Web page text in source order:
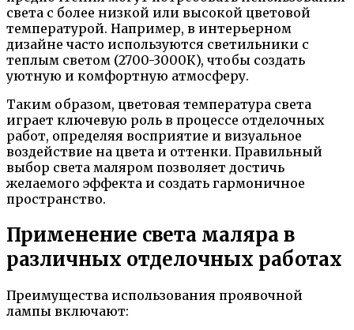
света с более низкой или высокой цветовой
температурой. Например, в интерьерном
дизайне часто используются светильники с
теплым светом (2700-3000К), чтобы создать
уютную и комфортную атмосферу.
Таким образом, цветовая температура света
играет ключевую роль в процессе отделочных
работ, определяя восприятие и визуальное
воздействие на цвета и оттенки. Правильный
выбор света маляром позволяет достичь
желаемого эффекта и создать гармоничное
пространство.
Применение света маляра в
различных отделочных работах
Преимущества использования проявочной
лампы включают: